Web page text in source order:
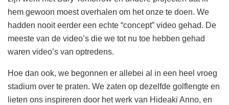
hem gewoon moest overhalen om het onze te doen. We
hadden nooit eerder een echte “concept” video gehad. De
meeste van de video’s die we tot nu toe hebben gehad
waren video’s van optredens.
Hoe dan ook, we begonnen er allebei al in een heel vroeg
stadium over te praten. We zaten op dezelfde golflengte en
lieten ons inspireren door het werk van Hideaki Anno, en